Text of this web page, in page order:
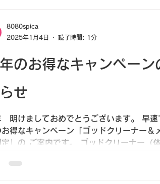
のお得なキャンペーン
せ
明けましておめでとうございます。 早速
得なキャンペーン「ゴッドクリーナー＆
定」の ご案内です。 ゴッドクリーナー（体
トで税込み5000円にてご利用いただけま
8080spica
2025年1月4日
読了時間: 1分